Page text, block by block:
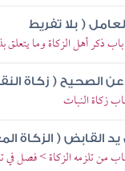
( بلا تفريط
ذكر أهل الزكاة وما يتعلق
الصحيح ( زكاة
زكاة النبات
القابض ( الزكاة
من تلزمه الزكاة > فصل في